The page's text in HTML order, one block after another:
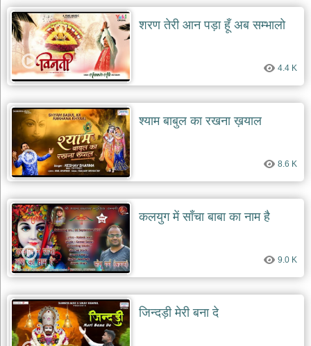
दयाल
भजन
bawa
lal
dayal
bhajans
शनि
देव
भजन
shani
dev
bhajans
आज
का
भजन
bhajan
of
the
day
भजन
जोड़ें
bhajans
शरण तेरी आन पड़ा हूँ अब सम्भालो
4.4 K
श्याम बाबुल का रखना ख़याल
8.6 K
कलयुग में साँचा बाबा का नाम है
9.0 K
जिन्दड़ी मेरी बना दे